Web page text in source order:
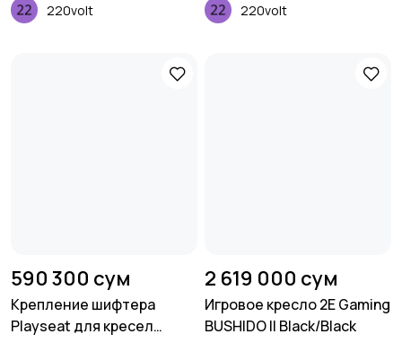
220volt 220volt
590 300 сум
Крепление шифтера
Playseat для кресел
2 619 000 сум
Игровое кресло 2E Gaming
BUSHIDO II Black/Black